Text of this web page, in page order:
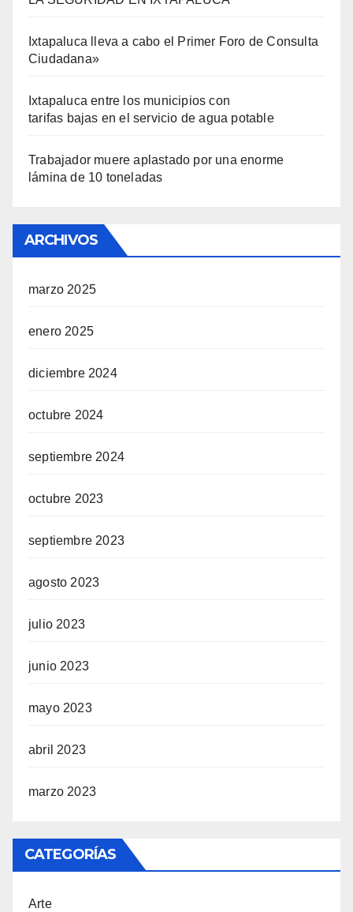
Ixtapaluca lleva a cabo el Primer Foro de Consulta
Ciudadana»
Ixtapaluca entre los municipios con
tarifas bajas en el servicio de agua potable
Trabajador muere aplastado por una enorme
lámina de 10 toneladas
ARCHIVOS
marzo 2025
enero 2025
diciembre 2024
octubre 2024
septiembre 2024
octubre 2023
septiembre 2023
agosto 2023
julio 2023
junio 2023
mayo 2023
abril 2023
marzo 2023
CATEGORÍAS
Arte